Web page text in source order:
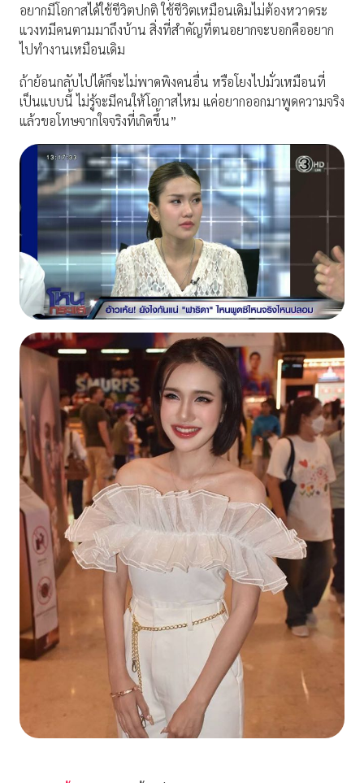
อยากมีโอกาสได้ใช้ชีวิตปกติ ใช้ชีวิตเหมือนเดิมไม่ต้องหวาดระ
แวงทมีคนตามมาถึงบ้าน สิ่งที่สำคัญที่ตนอยากจะบอกคืออยาก
ไปทำงานเหมือนเดิม
ถ้าย้อนกลับไปได้ก็จะไม่พาดพิงคนอื่น หรือโยงไปมั่วเหมือนที่
เป็นแบบนี้ ไม่รู้จะมีคนให้โอกาสไหม แค่อยากออกมาพูดความจริง
แล้วขอโทษจากใจจริงที่เกิดขึ้น”